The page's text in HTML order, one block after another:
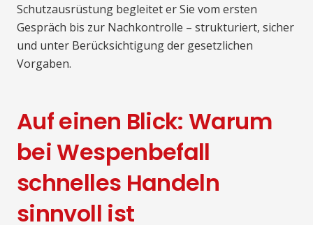
Schutzausrüstung begleitet er Sie vom ersten
Gespräch bis zur Nachkontrolle – strukturiert, sicher
und unter Berücksichtigung der gesetzlichen
Vorgaben.
Auf einen Blick: Warum
bei Wespenbefall
schnelles Handeln
sinnvoll ist